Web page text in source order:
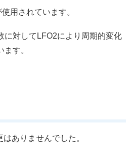
用されています。
に対してLFO2により周期的変化
す。
ありませんでした。